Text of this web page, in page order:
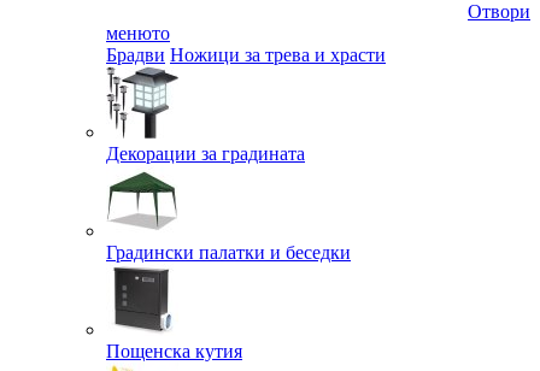
Отвори
менюто
Брадви Ножици за трева и храсти
Декорации за градината
Градински палатки и беседки
Пощенска кутия